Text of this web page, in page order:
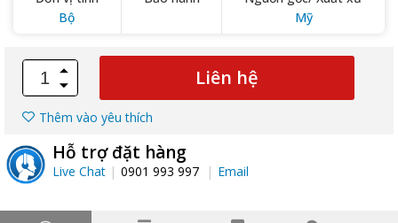
Bộ
Mỹ
Liên hệ
Thêm vào yêu thích
Hỗ trợ đặt hàng
Live Chat 0901 993 997 Email